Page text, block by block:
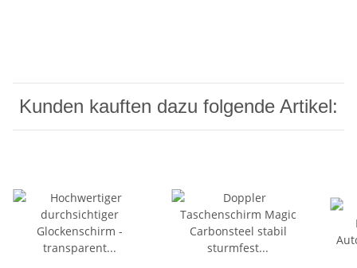
Kunden kauften dazu folgende Artikel: